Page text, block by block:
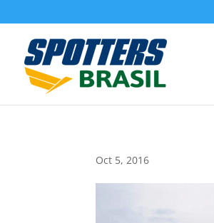
Oct 5, 2016